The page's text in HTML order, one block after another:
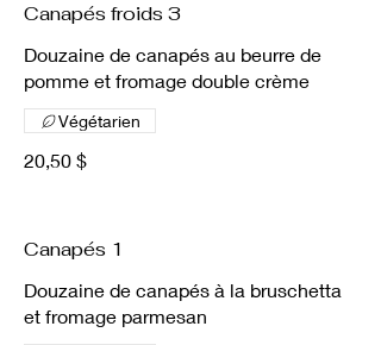
Canapés froids 3
Douzaine de canapés au beurre de
pomme et fromage double crème
20,50 $
Végétarien
Canapés 1
Douzaine de canapés à la bruschetta
et fromage parmesan